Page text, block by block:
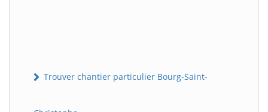
Trouver chantier particulier Bourg-Saint-